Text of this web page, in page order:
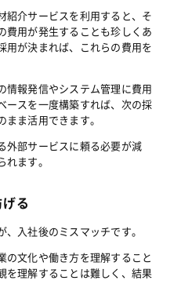
紹介サービスを利用すると、そ
費用が発生することも珍しくあ
用が決まれば、これらの費用を
情報発信やシステム管理に費用
ースを一度構築すれば、次の採
ま活用できます。
外部サービスに頼る必要が減
ます。
る
入社後のミスマッチです。
の文化や働き方を理解すること
を理解することは難しく、結果